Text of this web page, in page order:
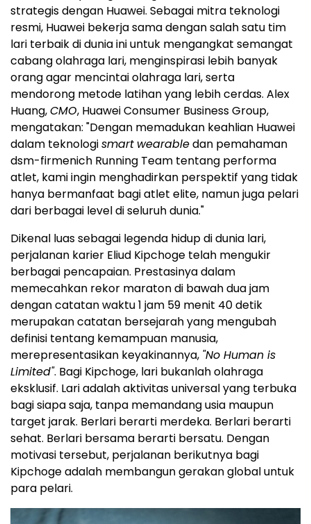
strategis dengan Huawei. Sebagai mitra teknologi
resmi, Huawei bekerja sama dengan salah satu tim
lari terbaik di dunia ini untuk mengangkat semangat
cabang olahraga lari, menginspirasi lebih banyak
orang agar mencintai olahraga lari, serta
mendorong metode latihan yang lebih cerdas. Alex
Huang,CMO, Huawei Consumer Business Group,
mengatakan: "Dengan memadukan keahlian Huawei
dalam teknologismart wearabledan pemahaman
dsm-firmenich Running Team tentang performa
atlet, kami ingin menghadirkan perspektif yang tidak
hanya bermanfaat bagi atlet elite, namun juga pelari
dari berbagai level di seluruh dunia."
Dikenal luas sebagai legenda hidup di dunia lari,
perjalanan karier Eliud Kipchoge telah mengukir
berbagai pencapaian. Prestasinya dalam
memecahkan rekor maraton di bawah dua jam
dengan catatan waktu 1 jam 59 menit 40 detik
merupakan catatan bersejarah yang mengubah
definisi tentang kemampuan manusia,
merepresentasikan keyakinannya, "No Human is
Limited". Bagi Kipchoge, lari bukanlah olahraga
eksklusif. Lari adalah aktivitas universal yang terbuka
bagi siapa saja, tanpa memandang usia maupun
target jarak. Berlari berarti merdeka. Berlari berarti
sehat. Berlari bersama berarti bersatu. Dengan
motivasi tersebut, perjalanan berikutnya bagi
Kipchoge adalah membangun gerakan global untuk
para pelari.